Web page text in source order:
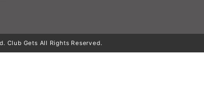
Club Gets All Rights Reserved.